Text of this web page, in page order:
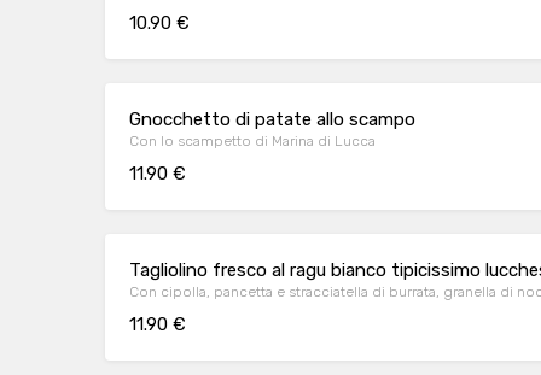
10.90 €
Gnocchetto di patate allo scampo
Con lo scampetto di Marina di Lucca
11.90 €
Tagliolino fresco al ragu bianco tipicissimo
Con cipolla, pancetta e stracciatella di burrata, granella di
11.90 €